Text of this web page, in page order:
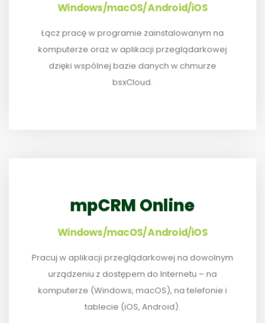
Windows/macOS/ Android/iOS
Łącz pracę w programie zainstalowanym na
komputerze oraz w aplikacji przeglądarkowej
dzięki wspólnej bazie danych w chmurze
bsxCloud.
PRACUJ W PRZEGLĄDARCE I W WERSJI DESKTOP
mpCRM Online
Windows/macOS/ Android/iOS
Pracuj w aplikacji przeglądarkowej na dowolnym
urządzeniu z dostępem do Internetu – na
komputerze (Windows, macOS), na telefonie i
tablecie (iOS, Android).
PRACUJ W PRZEGLĄDARCE INTERNETOWEJ